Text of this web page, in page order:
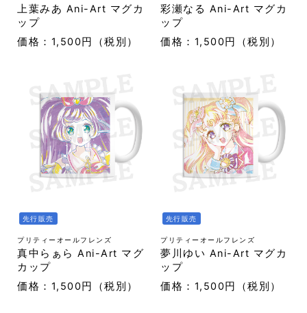
上葉みあ Ani-Art マグカ
ップ
価格：1,500円（税別）
彩瀬なる Ani-Art マグカ
ップ
価格：1,500円（税別）
プリティーオールフレンズ
真中らぁら Ani-Art マグ
カップ
先行販売
価格：1,500円（税別）
プリティーオールフレンズ
夢川ゆい Ani-Art マグカ
ップ
先行販売
価格：1,500円（税別）